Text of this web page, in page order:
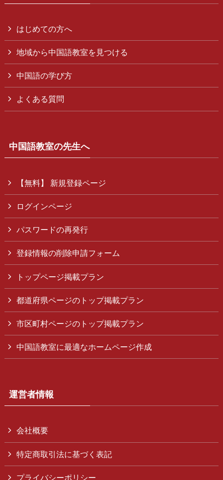
はじめての方へ
地域から中国語教室を見つける
中国語の学び方
よくある質問
中国語教室の先生へ
【無料】 新規登録ページ
ログインページ
パスワードの再発行
登録情報の削除申請フォーム
トップページ掲載プラン
都道府県ページのトップ掲載プラン
市区町村ページのトップ掲載プラン
中国語教室に最適なホームページ作成
運営者情報
会社概要
特定商取引法に基づく表記
プライバシーポリシー